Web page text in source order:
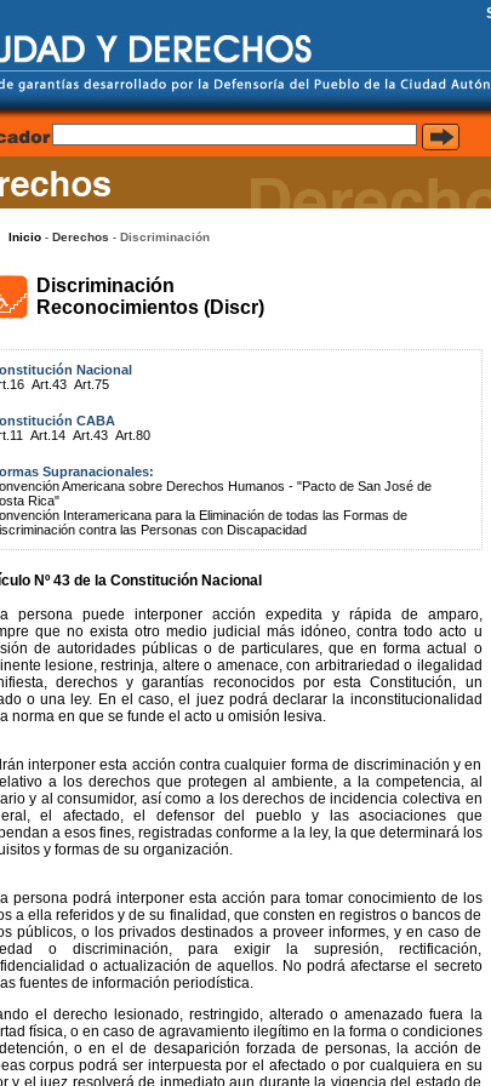
Inicio- Derechos - Discriminación
Discriminación
Reconocimientos (Discr)
Nacional
Art.43 Art.75
CABA
Art.14 Art.43 Art.80
Supranacionales:
Americana sobre Derechos Humanos - "Pacto de San José de
Rica"
Interamericana para la Eliminación de todas las Formas de
contra las Personas con Discapacidad
Nº 43 de la Constitución Nacional
persona puede interponer acción expedita y rápida de amparo,
que no exista otro medio judicial más idóneo, contra todo acto u
de autoridades públicas o de particulares, que en forma actual o
lesione, restrinja, altere o amenace, con arbitrariedad o ilegalidad
derechos y garantías reconocidos por esta Constitución, un
o una ley. En el caso, el juez podrá declarar la inconstitucionalidad
norma en que se funde el acto u omisión lesiva.
interponer esta acción contra cualquier forma de discriminación y en
a los derechos que protegen al ambiente, a la competencia, al
y al consumidor, así como a los derechos de incidencia colectiva en
el afectado, el defensor del pueblo y las asociaciones que
a esos fines, registradas conforme a la ley, la que determinará los
y formas de su organización.
persona podrá interponer esta acción para tomar conocimiento de los
a ella referidos y de su finalidad, que consten en registros o bancos de
públicos, o los privados destinados a proveer informes, y en caso de
o discriminación, para exigir la supresión, rectificación,
o actualización de aquellos. No podrá afectarse el secreto
fuentes de información periodística.
el derecho lesionado, restringido, alterado o amenazado fuera la
física, o en caso de agravamiento ilegítimo en la forma o condiciones
o en el de desaparición forzada de personas, la acción de
corpus podrá ser interpuesta por el afectado o por cualquiera en su
y el juez resolverá de inmediato aun durante la vigencia del estado de